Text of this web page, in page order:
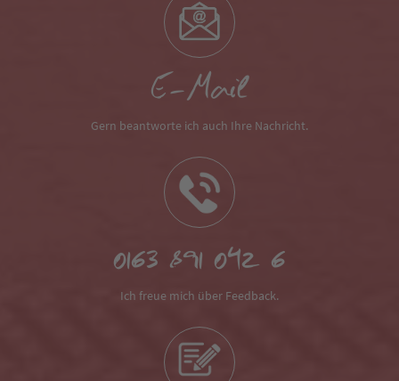
E-Mail
Gern beantworte ich auch Ihre Nachricht.
0163 891 042 6
Ich freue mich über Feedback.